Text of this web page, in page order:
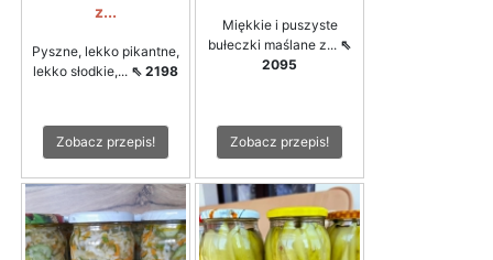
z...
Pyszne, lekko pikantne,
lekko słodkie,... ⇖ 2198
Zobacz przepis!
Miękkie i puszyste
bułeczki maślane z... ⇖
2095
Zobacz przepis!